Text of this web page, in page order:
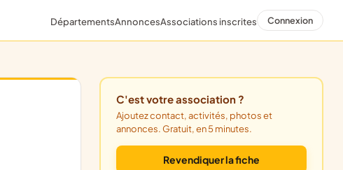
DépartementsAnnoncesAssociations inscrites Connexion
C'est votre association ?
Ajoutez contact, activités, photos et
annonces. Gratuit, en 5 minutes.
Revendiquer la fiche